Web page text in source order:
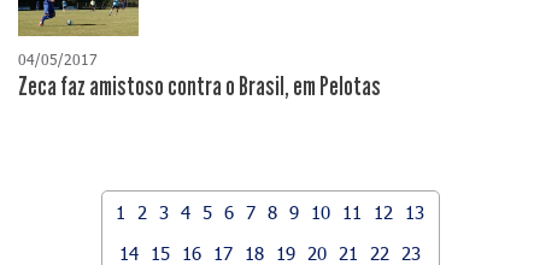
04/05/2017
Zeca faz amistoso contra o Brasil, em Pelotas
1 2 3 4 5 6 7 8 9 10 11 12
13
14
15 16 17 18 19 20 21 22
23